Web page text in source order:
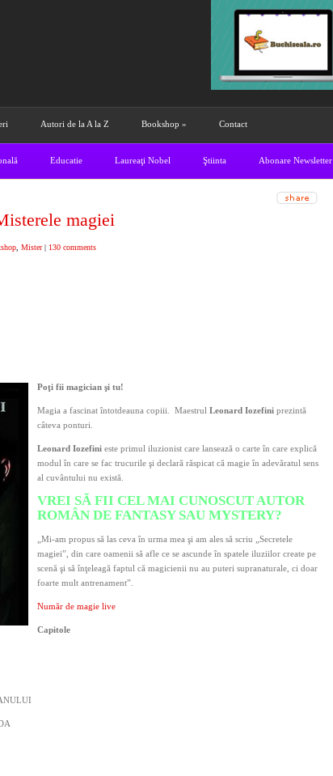
Autori de la A la Z Bookshop » Contact
Educatie Laureaţi Nobel Ştiinta Abonare Newsletter
magiei
Mister| 130 comments
Poţi fii magician şi tu!
Magia a fascinat întotdeauna copiii. Maestrul Leonard Iozefini prezintă
câteva ponturi.
Leonard Iozefini este primul iluzionist care lansează o carte în care explică
modul în care se fac trucurile şi declară răspicat că magie în adevăratul sens
al cuvântului nu există.
VREI SĂ FII CEL MAI CUNOSCUT AUTOR
ROMÂN DE FANTASY SAU MYSTERY?
„Mi-am propus să las ceva în urma mea şi am ales să scriu „Secretele
magiei”, din care oamenii să afle ce se ascunde în spatele iluziilor create pe
scenă şi să înţeleagă faptul că magicienii nu au puteri supranaturale, ci doar
foarte mult antrenament”.
Număr de magie live
Capitole